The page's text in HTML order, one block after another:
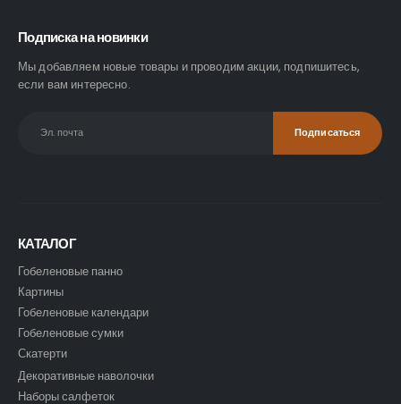
Подписка на новинки
Мы добавляем новые товары и проводим акции, подпишитесь,
если вам интересно.
КАТАЛОГ
Гобеленовые панно
Картины
Гобеленовые календари
Гобеленовые сумки
Скатерти
Декоративные наволочки
Наборы салфеток